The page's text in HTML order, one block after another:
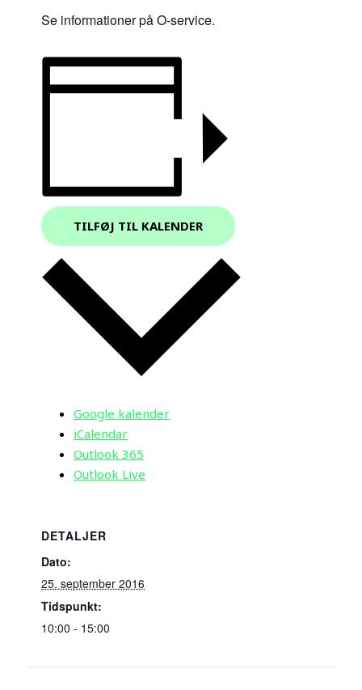
Se informationer på O-service.
TILFØJ TIL KALENDER
Google kalender
iCalendar
Outlook 365
Outlook Live
DETALJER
Dato:
25. september 2016
Tidspunkt:
10:00 - 15:00